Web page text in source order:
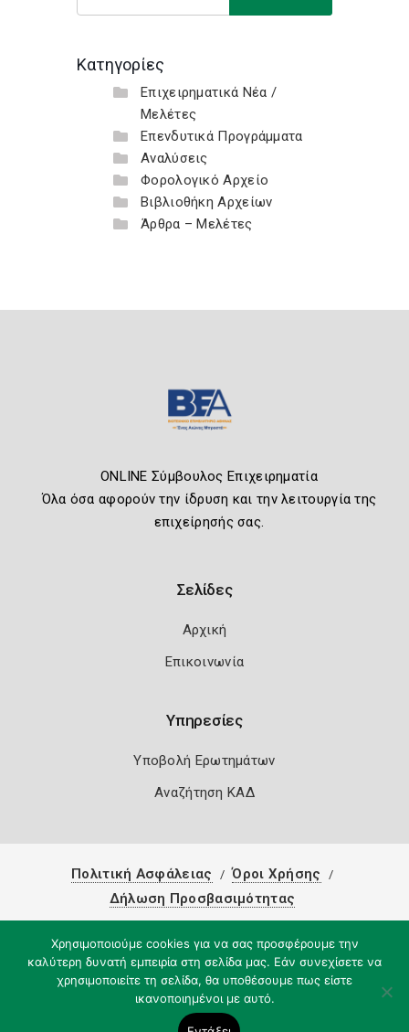
Κατηγορίες
Επιχειρηματικά Νέα /
Μελέτες
Επενδυτικά Προγράμματα
Αναλύσεις
Φορολογικό Αρχείο
Βιβλιοθήκη Αρχείων
Άρθρα – Μελέτες
ONLINE Σύμβουλος Επιχειρηματία
Όλα όσα αφορούν την ίδρυση και την λειτουργία της
επιχείρησής σας.
Σελίδες
Αρχική
Επικοινωνία
Υπηρεσίες
Υποβολή Ερωτημάτων
Αναζήτηση ΚΑΔ
Πολιτική Ασφάλειας
Όροι Χρήσης
Δήλωση Προσβασιμότητας
Χρησιμοποιούμε cookies για να σας προσφέρουμε την
καλύτερη δυνατή εμπειρία στη σελίδα μας. Εάν συνεχίσετε να
χρησιμοποιείτε τη σελίδα, θα υποθέσουμε πως είστε
ικανοποιημένοι με αυτό.